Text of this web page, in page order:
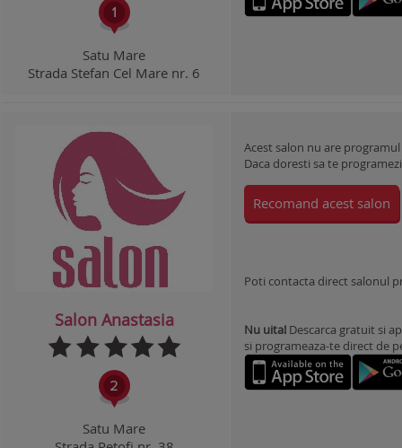
Satu Mare
Strada Stefan Cel Mare nr. 6
Salon Anastasia
Satu Mare
Acest salon nu are
Daca doresti sa te
Recomand acest salon
Poti contacta direct salonul
Nu uita! Descarca gratuit si
si programeaza-te direct de